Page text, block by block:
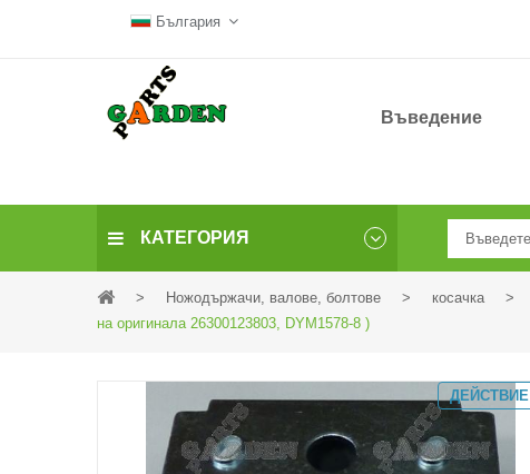
България
Въведение
КАТЕГОРИЯ
> Ножодържачи, валове, болтове > косачка >
на оригинала 26300123803, DYM1578-8 )
ДЕЙСТВИЕ